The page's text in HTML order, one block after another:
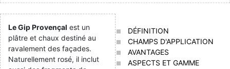
Le Gip Provençal est un
plâtre et chaux destiné au
ravalement des façades.
Naturellement rosé, il inclut
DÉFINITION
CHAMPS D'APPLICATION
AVANTAGES
ASPECTS ET GAMME